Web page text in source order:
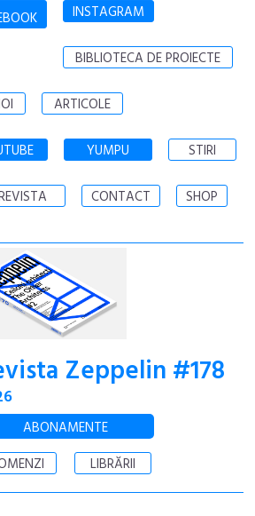
INSTAGRAM
BIBLIOTECA DE PROIECTE
ARTICOLE
YUMPU STIRI
CONTACT SHOP
Zeppelin #178
ABONAMENTE
LIBRĂRII